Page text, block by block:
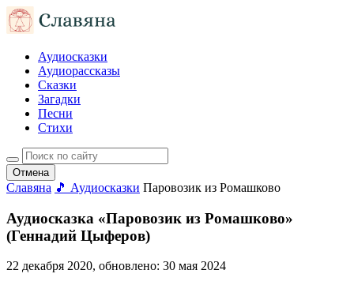
Аудиосказки
Аудиорассказы
Сказки
Загадки
Песни
Стихи
Отмена
Славяна 🎵 Аудиосказки Паровозик из Ромашково
Аудиосказка «Паровозик из Ромашково»
(Геннадий Цыферов)
22 декабря 2020, обновлено: 30 мая 2024